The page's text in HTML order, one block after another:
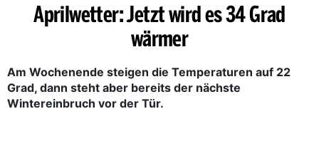
Aprilwetter: Jetzt wird es 34 Grad
wärmer
Am Wochenende steigen die Temperaturen auf 22
Grad, dann steht aber bereits der nächste
Wintereinbruch vor der Tür.